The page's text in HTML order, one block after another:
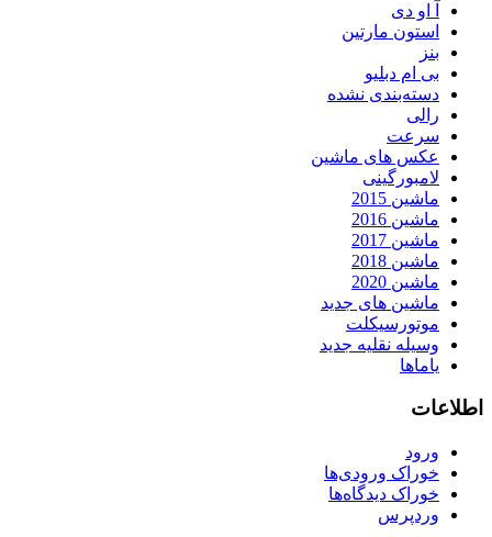
آ او دی
استون مارتین
بنز
بی ام دبلیو
دسته‌بندی نشده
رالی
سرعت
عکس های ماشین
لامبورگینی
ماشین 2015
ماشین 2016
ماشین 2017
ماشین 2018
ماشین 2020
ماشین های جدید
موتورسیکلت
وسیله نقلیه جدید
یاماها
اطلاعات
ورود
خوراک ورودی‌ها
خوراک دیدگاه‌ها
وردپرس